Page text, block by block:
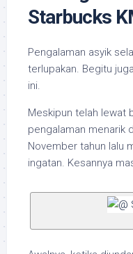
Starbucks
Pengalaman asyik
terlupakan. Begitu
ini.
Meskipun telah lewat
pengalaman menarik
November tahun lalu
ingatan. Kesannya